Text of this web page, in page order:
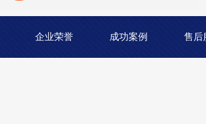
企业荣誉 成功案例 售后